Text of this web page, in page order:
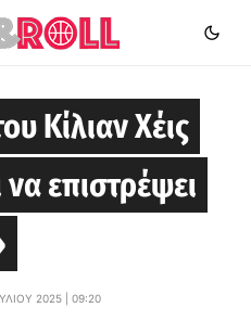
Κίλιαν Χέις
να επιστρέψει
2025 | 09:20